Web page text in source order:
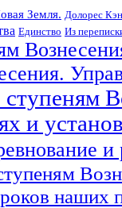
Земля. Долорес
Единство Из
и
и
наших